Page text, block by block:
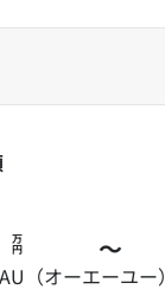
万
円 ～
（オーエーユー）